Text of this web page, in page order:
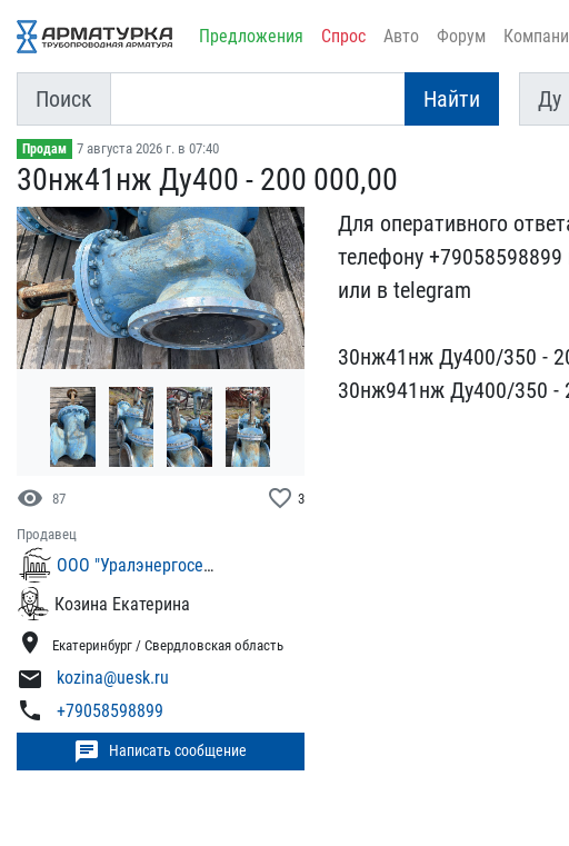
Предложения Спрос Авто Форум
Поиск Найти
Ду
Ду
Продам 7 августа 2026 г. в 07:40
30нж41нж Ду400 - 200 000​,00
visibility 87 favorite_border 3
Продавец
ООО "Уралэнергосервискомплект"
Козина Екатерина
location_on Екатеринбург / Свердловская область
mail kozina@uesk.ru
phone +79058598899
chat Написать сообщение
Для оперативного
телефону
или в telegram
30н​ж41нж Ду400/350 -
30нж941нж Ду​400/350 -